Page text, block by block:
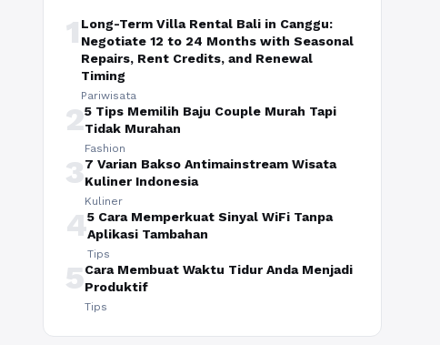
1 Long-Term Villa Rental Bali in Canggu:
Negotiate 12 to 24 Months with Seasonal
Repairs, Rent Credits, and Renewal
Timing
Pariwisata
25 Tips Memilih Baju Couple Murah Tapi
Tidak Murahan
Fashion
37 Varian Bakso Antimainstream Wisata
Kuliner Indonesia
Kuliner
45 Cara Memperkuat Sinyal WiFi Tanpa
Aplikasi Tambahan
Tips
5Cara Membuat Waktu Tidur Anda Menjadi
Produktif
Tips